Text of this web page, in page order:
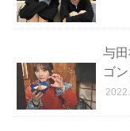
与
ゴ